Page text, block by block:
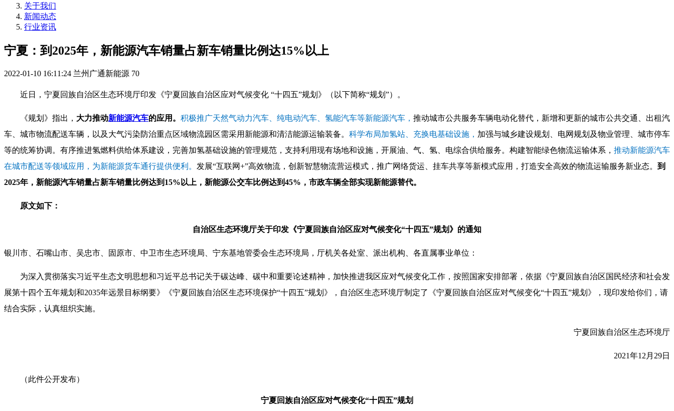
关于我们
新闻动态
行业资讯
宁夏：到2025年，新能源汽车销量占新车销量比例达15%以上
2022-01-10 16:11:24 兰州广通新能源 70
近日，宁夏回族自治区生态环境厅印发《宁夏回族自治区应对气候变化 “十四五”规划》（以下简称“规划”）。
《规划》指出， 大力推动新能源汽车的应用。 积极推广天然气动力汽车、纯电动汽车、氢能汽车等新能源汽车， 推动城市公共服务车辆电动化替代，新增和更新的城市公共交通、出租汽
车、城市物流配送车辆，以及大气污染防治重点区域物流园区需采用新能源和清洁能源运输装备。 科学布局加氢站、充换电基础设施， 加强与城乡建设规划、电网规划及物业管理、城市停车
等的统筹协调。有序推进氢燃料供给体系建设，完善加氢基础设施的管理规范，支持利用现有场地和设施，开展油、气、氢、电综合供给服务。构建智能绿色物流运输体系， 推动新能源汽车
在城市配送等领域应用，为新能源货车通行提供便利。 发展“互联网+”高效物流，创新智慧物流营运模式，推广网络货运、挂车共享等新模式应用，打造安全高效的物流运输服务新业态。 到
2025年，新能源汽车销量占新车销量比例达到15%以上，新能源公交车比例达到45%，市政车辆全部实现新能源替代。
原文如下：
自治区生态环境厅关于印发《宁夏回族自治区应对气候变化“十四五”规划》的通知
银川市、石嘴山市、吴忠市、固原市、中卫市生态环境局、宁东基地管委会生态环境局，厅机关各处室、派出机构、各直属事业单位：
为深入贯彻落实习近平生态文明思想和习近平总书记关于碳达峰、碳中和重要论述精神，加快推进我区应对气候变化工作，按照国家安排部署，依据《宁夏回族自治区国民经济和社会发
展第十四个五年规划和2035年远景目标纲要》《宁夏回族自治区生态环境保护“十四五”规划》，自治区生态环境厅制定了《宁夏回族自治区应对气候变化“十四五”规划》，现印发给你们，请
结合实际，认真组织实施。
宁夏回族自治区生态环境厅
2021年12月29日
（此件公开发布）
宁夏回族自治区应对气候变化“十四五”规划